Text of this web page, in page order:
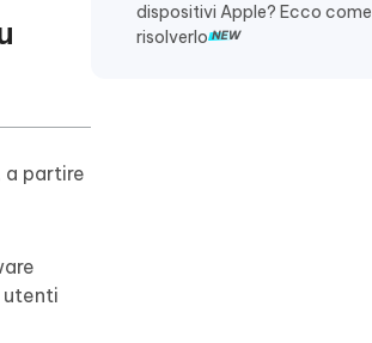
dispositivi Apple? Ecco come
risolverlo
a partire
utenti